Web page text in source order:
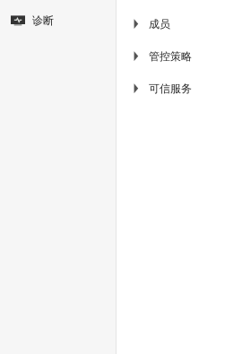
诊断 ▶ 成员
▶ 管控策略
▶ 可信服务